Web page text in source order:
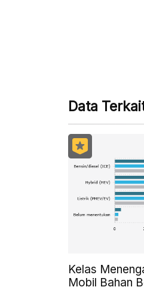
Data
Kelas
Mobil Bahan